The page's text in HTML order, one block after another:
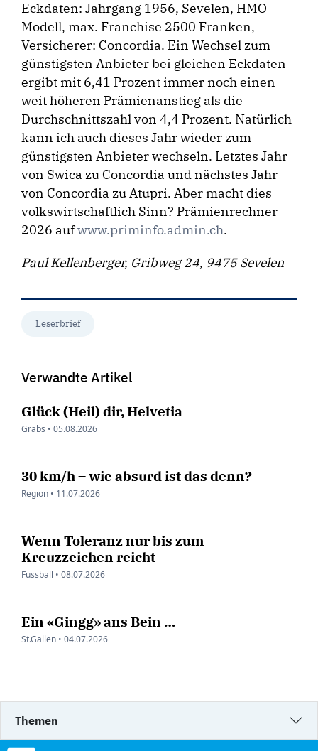
Eckdaten: Jahrgang 1956, Sevelen, HMO-
Modell, max. Franchise 2500 Franken,
Versicherer: Concordia. Ein Wechsel zum
günstigsten Anbieter bei gleichen Eckdaten
ergibt mit 6,41 Prozent immer noch einen
weit höheren Prämienanstieg als die
Durchschnittszahl von 4,4 Prozent. Natürlich
kann ich auch dieses Jahr wieder zum
günstigsten Anbieter wechseln. Letztes Jahr
von Swica zu Concordia und nächstes Jahr
von Concordia zu Atupri. Aber macht dies
volkswirtschaftlich Sinn? Prämienrechner
2026 aufwww.priminfo.admin.ch.
Paul Kellenberger, Gribweg 24, 9475 Sevelen
Leserbrief
Verwandte Artikel
Glück (Heil) dir, Helvetia
Grabs • 05.08.2026
30 km/h – wie absurd ist das denn?
Region • 11.07.2026
Wenn Toleranz nur bis zum
Kreuzzeichen reicht
Fussball • 08.07.2026
Ein «Gingg» ans Bein …
St.Gallen • 04.07.2026
Themen